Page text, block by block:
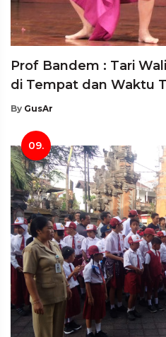
Prof Bandem : Tari
di Tempat dan Waktu
By GusAr
09.